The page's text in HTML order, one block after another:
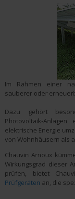
Im Rahmen einer
sauberer oder
Dazu gehört
Photovoltaik-
elektrische Energie
von Wohnhäusern als
Chauvin Arnoux
Wirkungsgrad dieser
prüfen, bietet
Prüfgeräten an, die